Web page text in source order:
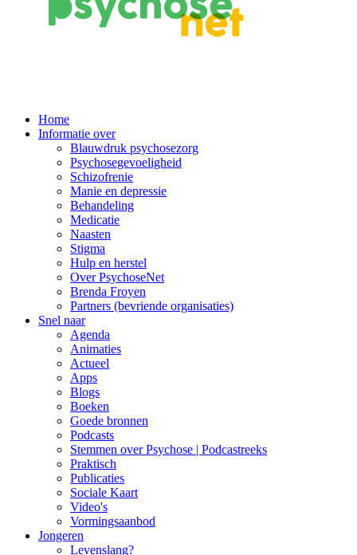
Main
Navigation
Home
Informatie over
Blauwdruk psychosezorg
Psychosegevoeligheid
Schizofrenie
Manie en depressie
Behandeling
Medicatie
Naasten
Stigma
Hulp en herstel
Over PsychoseNet
Brenda Froyen
Partners (bevriende organisaties)
Snel naar
Agenda
Animaties
Actueel
Apps
Blogs
Boeken
Goede bronnen
Podcasts
Stemmen over Psychose | Podcastreeks
Praktisch
Publicaties
Sociale Kaart
Video's
Vormingsaanbod
Jongeren
Levenslang?